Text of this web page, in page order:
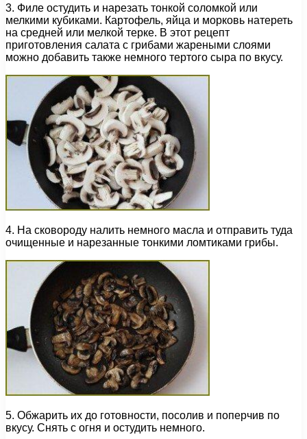
3. Филе остудить и нарезать тонкой соломкой или
мелкими кубиками. Картофель, яйца и морковь натереть
на средней или мелкой терке. В этот рецепт
приготовления салата с грибами жареными слоями
можно добавить также немного тертого сыра по вкусу.
4. На сковороду налить немного масла и отправить туда
очищенные и нарезанные тонкими ломтиками грибы.
5. Обжарить их до готовности, посолив и поперчив по
вкусу. Снять с огня и остудить немного.